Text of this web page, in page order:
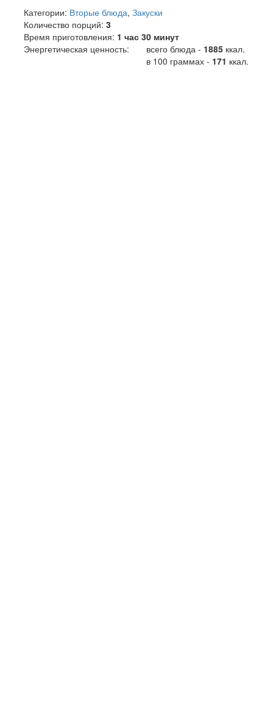
Категории: Вторые блюда, Закуски
Количество порций: 3
Время приготовления: 1 час 30 минут
Энергетическая ценность:
всего блюда - 1885 ккал.
в 100 граммах - 171 ккал.